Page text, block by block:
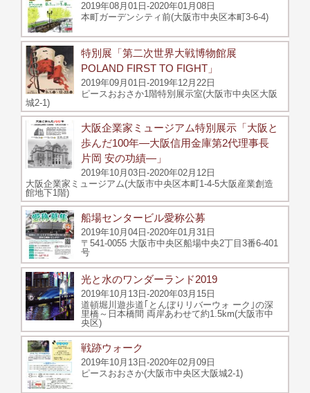
2019年08月01日-2020年01月08日
本町ガーデンシティ前(大阪市中央区本町3-6-4)
特別展「第二次世界大戦博物館展
POLAND FIRST TO FIGHT」
2019年09月01日-2019年12月22日
ピースおおさか1階特別展示室(大阪市中央区大阪
城2-1)
大阪企業家ミュージアム特別展示「大阪と
歩んだ100年―大阪信用金庫第2代理事長
片岡 安の功績―」
2019年10月03日-2020年02月12日
大阪企業家ミュージアム(大阪市中央区本町1-4-5大阪産業創造
館地下1階)
船場センタービル愛称公募
2019年10月04日-2020年01月31日
〒541-0055 大阪市中央区船場中央2丁目3番6-401
号
光と水のワンダーランド2019
2019年10月13日-2020年03月15日
道頓堀川遊歩道｢とんぼりリバーウォ ーク｣の深
里橋～日本橋間 両岸あわせて約1.5km(大阪市中
央区)
戦跡ウォーク
2019年10月13日-2020年02月09日
ピースおおさか(大阪市中央区大阪城2-1)